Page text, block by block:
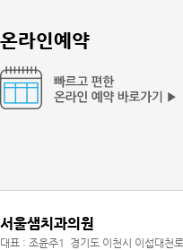
온라인예약
서울샘치과의원
대표 : 조윤주1 경기도 이천시 이섭대